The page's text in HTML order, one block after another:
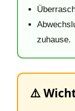
zuhause.
⚠️